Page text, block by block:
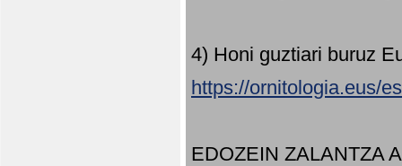
4) Honi guztiari buruz
https://ornitologia.eus/
EDOZEIN ZALANTZA